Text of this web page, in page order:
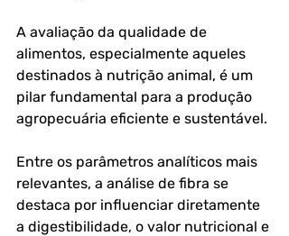
A avaliação da qualidade de
alimentos, especialmente aqueles
destinados à nutrição animal, é um
pilar fundamental para a produção
agropecuária eficiente e sustentável.
Entre os parâmetros analíticos mais
relevantes, a análise de fibra se
destaca por influenciar diretamente
a digestibilidade, o valor nutricional e